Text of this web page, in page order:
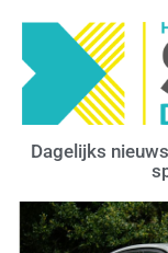
Dagelijks